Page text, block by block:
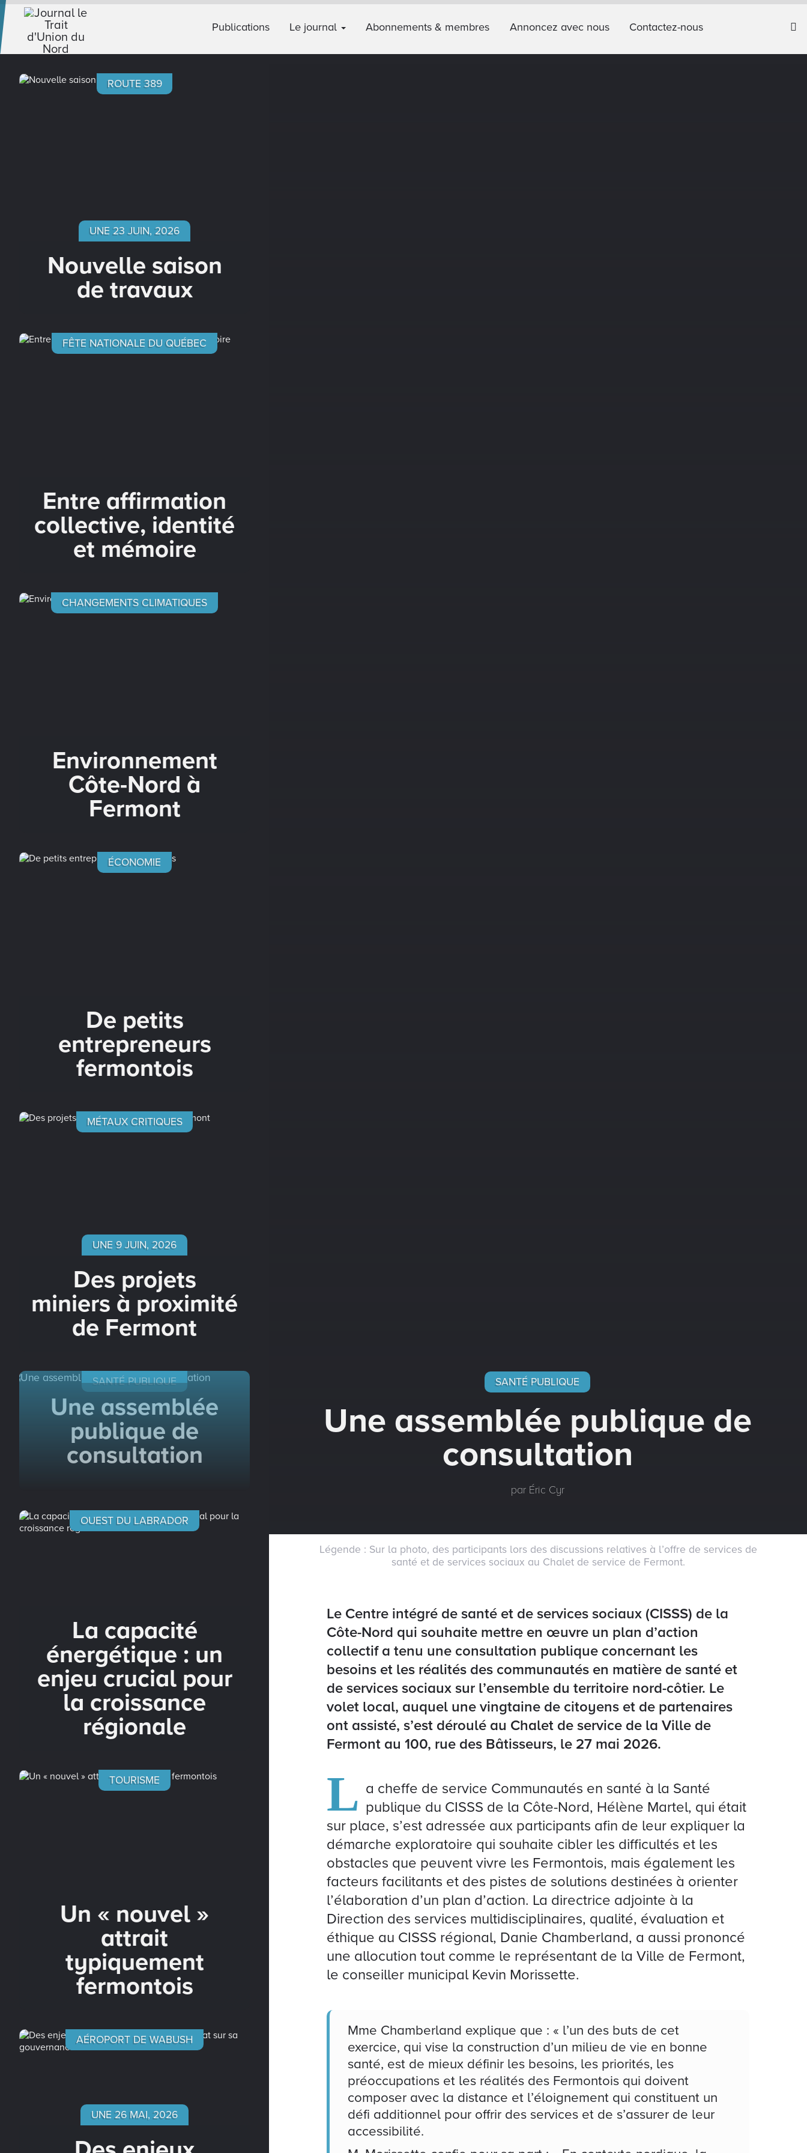
Publications Le journal Abonnements & membres Annoncez avec nous Contactez-nous
ROUTE 389
UNE 23 JUIN, 2026
Nouvelle saison
de travaux
FÊTE NATIONALE DU QUÉBEC
Entre affirmation
collective, identité
et mémoire
CHANGEMENTS CLIMATIQUES
Environnement
Côte-Nord à
Fermont
ÉCONOMIE
De petits
entrepreneurs
fermontois
MÉTAUX CRITIQUES
UNE 9 JUIN, 2026
Des projets
miniers à proximité
de Fermont
SANTÉ PUBLIQUE
Une assemblée
publique de
consultation
OUEST DU LABRADOR
La capacité
énergétique : un
enjeu crucial pour
la croissance
régionale
TOURISME
Un « nouvel »
attrait
typiquement
fermontois
AÉROPORT DE WABUSH
UNE 26 MAI, 2026
SANTÉ PUBLIQUE
Une assemblée publique de
consultation
par Éric Cyr
Légende : Sur la photo, des participants lors des discussions relatives à l’offre de services de
santé et de services sociaux au Chalet de service de Fermont.
Le Centre intégré de santé et de services sociaux (CISSS) de la
Côte-Nord qui souhaite mettre en œuvre un plan d’action
collectif a tenu une consultation publique concernant les
besoins et les réalités des communautés en matière de santé et
de services sociaux sur l’ensemble du territoire nord-côtier. Le
volet local, auquel une vingtaine de citoyens et de partenaires
ont assisté, s’est déroulé au Chalet de service de la Ville de
Fermont au 100, rue des Bâtisseurs, le 27 mai 2026.
L a cheffe de service Communautés en santé à la Santé
publique du CISSS de la Côte-Nord, Hélène Martel, qui était
sur place, s’est adressée aux participants afin de leur expliquer la
démarche exploratoire qui souhaite cibler les difficultés et les
obstacles que peuvent vivre les Fermontois, mais également les
facteurs facilitants et des pistes de solutions destinées à orienter
l’élaboration d’un plan d’action. La directrice adjointe à la
Direction des services multidisciplinaires, qualité, évaluation et
éthique au CISSS régional, Danie Chamberland, a aussi prononcé
une allocution tout comme le représentant de la Ville de Fermont,
le conseiller municipal Kevin Morissette.
Mme Chamberland explique que : « l’un des buts de cet
exercice, qui vise la construction d’un milieu de vie en bonne
santé, est de mieux définir les besoins, les priorités, les
préoccupations et les réalités des Fermontois qui doivent
composer avec la distance et l’éloignement qui constituent un
défi additionnel pour offrir des services et de s’assurer de leur
accessibilité.